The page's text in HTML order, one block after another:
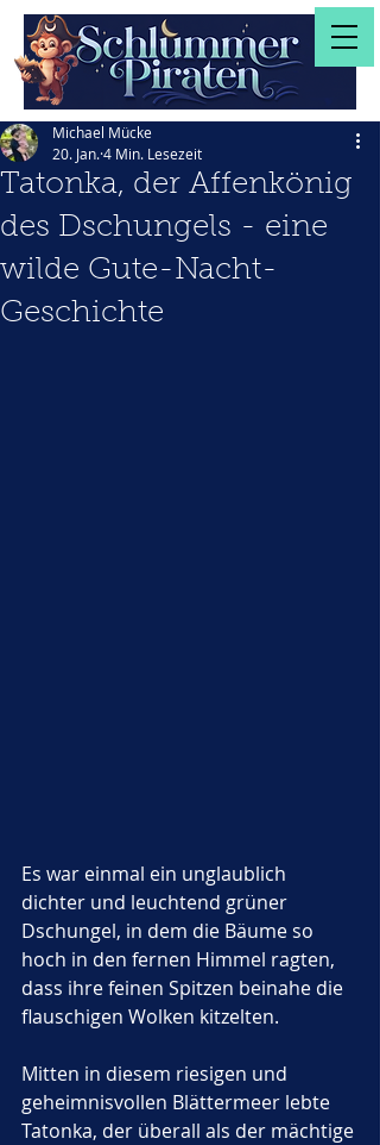
Tatonka, der Affenkönig
des Dschungels - eine
wilde Gute-Nacht-
Geschichte
Michael Mücke
20. Jan.4 Min. Lesezeit
Es war einmal ein unglaublich
dichter und leuchtend grüner
Dschungel, in dem die Bäume so
hoch in den fernen Himmel ragten,
dass ihre feinen Spitzen beinahe die
flauschigen Wolken kitzelten.
Mitten in diesem riesigen und
geheimnisvollen Blättermeer lebte
Tatonka, der überall als der mächtige